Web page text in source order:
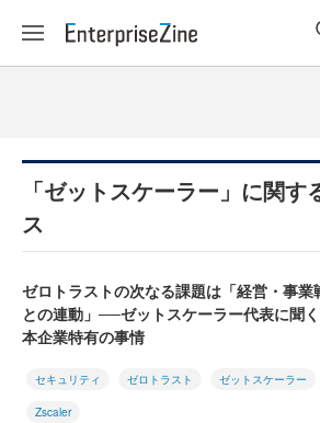
「ゼットスケーラー」に関す
ス
ゼロトラストの次なる課題は「経営・事業
との連動」──ゼットスケーラー代表に聞
本企業特有の事情
セキュリティ ゼロトラスト ゼットスケーラー
Zscaler